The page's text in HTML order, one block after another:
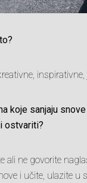
inspirativne,
koje sanjaju
ostvariti?
ali ne govorite
i učite, ulazite u